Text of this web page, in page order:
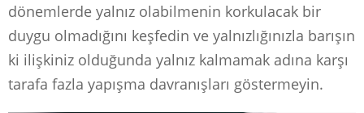
dönemlerde yalnız olabilmenin korkulacak bir
duygu olmadığını keşfedin ve yalnızlığınızla barışın
ki ilişkiniz olduğunda yalnız kalmamak adına karşı
tarafa fazla yapışma davranışları göstermeyin.